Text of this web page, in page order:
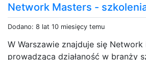
Network Masters -
Dodano: 8 lat 10 miesięcy temu
W Warszawie znajduje się Network
prowadząca działaność w branży